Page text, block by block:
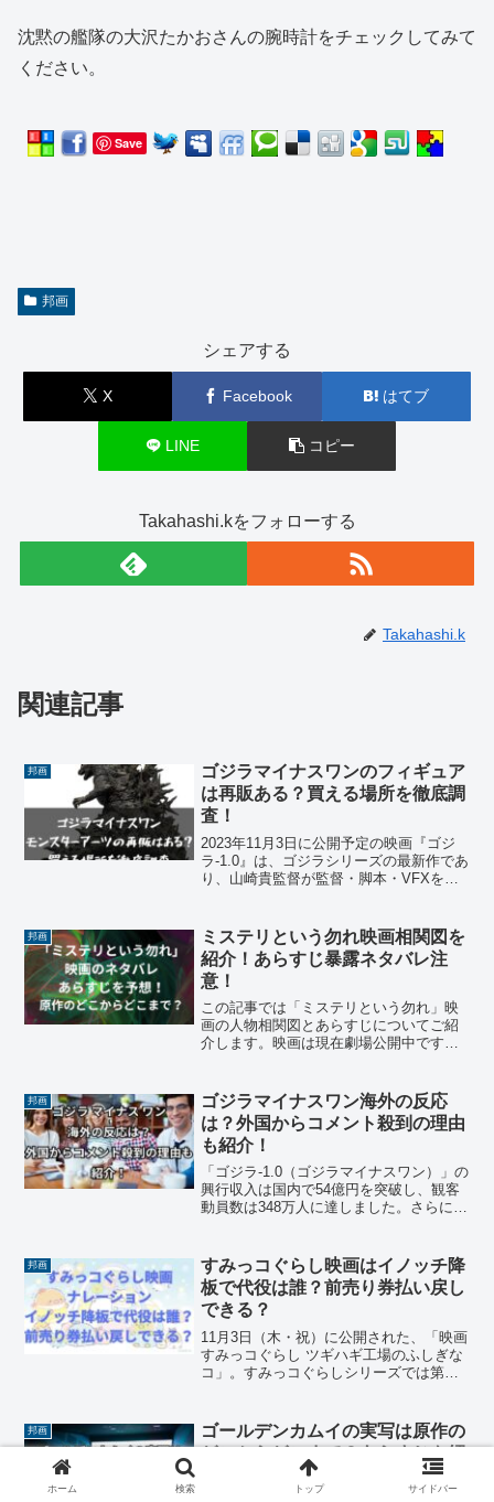
沈黙の艦隊の大沢たかおさんの腕時計をチェックしてみて
ください。
Save
邦画
シェアする
X Facebook はてブ
LINE コピー
Takahashi.kをフォローする
Takahashi.k
関連記事
邦画
ゴジラマイナスワンのフィギュア
は再販ある？買える場所を徹底調
査！
2023年11月3日に公開予定の映画『ゴジ
ラ-1.0』は、ゴジラシリーズの最新作であ
り、山崎貴監督が監督・脚本・VFXを務
に、更に悲惨なマイナスとして出現する
ゴジラが出現...
邦画
ミステリという勿れ映画相関図を
紹介！あらすじ暴露ネタバレ注
意！
この記事では「ミステリという勿れ」映
画の人物相関図とあらすじについてご紹
介します。映画は現在劇場公開中です
ドラマで大人気となったミステリという
勿れですが、映画版が公...
邦画
ゴジラマイナスワン海外の反応
は？外国からコメント殺到の理由
も紹介！
「ゴジラ-1.0（ゴジラマイナスワン）」の
興行収入は国内で54億円を突破し、観客
動員数は348万人に達しました。さらに北
では邦画の興行収入歴代1位となり、まさ
にゴ...
邦画
すみっコぐらし映画はイノッチ降
板で代役は誰？前売り券払い戻し
できる？
11月3日（木・祝）に公開された、「映画
すみっコぐらし ツギハギ工場のふしぎな
コ」。すみっコぐらしシリーズでは第三
さんは同シリーズの第一弾からナレーシ
ョンを務めていま...
邦画
ゴールデンカムイの実写は原作の
どこからどこまで？あらすじも紹
ホーム 検索 トップ サイドバー